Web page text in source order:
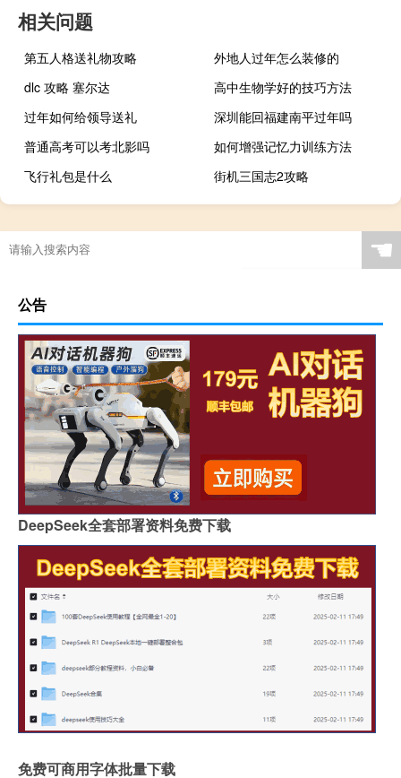
相关问题
第五人格送礼物攻略
外地人过年怎么装修的
dlc 攻略 塞尔达
高中生物学好的技巧方法
过年如何给领导送礼
深圳能回福建南平过年吗
普通高考可以考北影吗
如何增强记忆力训练方法
飞行礼包是什么
街机三国志2攻略
☚
公告
DeepSeek全套部署资料免费下载
免费可商用字体批量下载